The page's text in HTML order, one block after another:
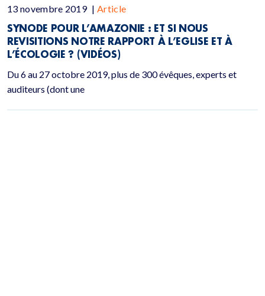
13 novembre 2019 | Article
SYNODE POUR L’AMAZONIE : ET SI NOUS
REVISITIONS NOTRE RAPPORT À L’EGLISE ET À
L’ÉCOLOGIE ? (VIDÉOS)
Du 6 au 27 octobre 2019, plus de 300 évêques, experts et
auditeurs (dont une